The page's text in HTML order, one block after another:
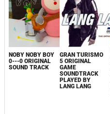
NOBY NOBY BOY
0---0 ORIGINAL
SOUND TRACK
GRAN TURISMO
5 ORIGINAL
GAME
SOUNDTRACK
PLAYED BY
LANG LANG